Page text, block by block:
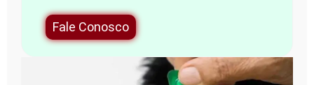
Fale Conosco